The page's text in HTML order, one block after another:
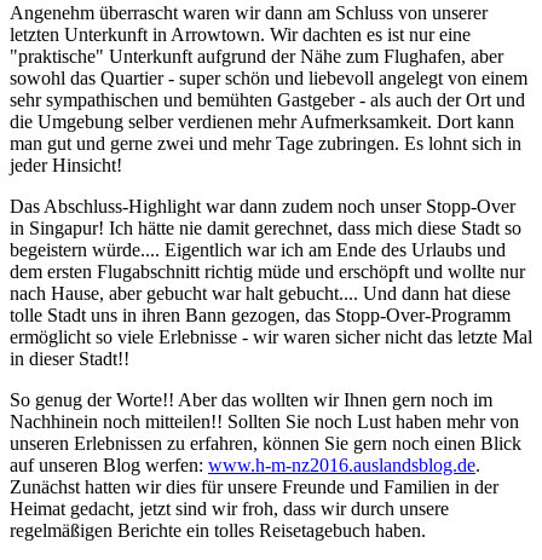
Angenehm überrascht waren wir dann am Schluss von unserer
letzten Unterkunft in Arrowtown. Wir dachten es ist nur eine
"praktische" Unterkunft aufgrund der Nähe zum Flughafen, aber
sowohl das Quartier - super schön und liebevoll angelegt von einem
sehr sympathischen und bemühten Gastgeber - als auch der Ort und
die Umgebung selber verdienen mehr Aufmerksamkeit. Dort kann
man gut und gerne zwei und mehr Tage zubringen. Es lohnt sich in
jeder Hinsicht!
Das Abschluss-Highlight war dann zudem noch unser Stopp-Over
in Singapur! Ich hätte nie damit gerechnet, dass mich diese Stadt so
begeistern würde.... Eigentlich war ich am Ende des Urlaubs und
dem ersten Flugabschnitt richtig müde und erschöpft und wollte nur
nach Hause, aber gebucht war halt gebucht.... Und dann hat diese
tolle Stadt uns in ihren Bann gezogen, das Stopp-Over-Programm
ermöglicht so viele Erlebnisse - wir waren sicher nicht das letzte Mal
in dieser Stadt!!
So genug der Worte!! Aber das wollten wir Ihnen gern noch im
Nachhinein noch mitteilen!! Sollten Sie noch Lust haben mehr von
unseren Erlebnissen zu erfahren, können Sie gern noch einen Blick
auf unseren Blog werfen: www.h-m-nz2016.auslandsblog.de.
Zunächst hatten wir dies für unsere Freunde und Familien in der
Heimat gedacht, jetzt sind wir froh, dass wir durch unsere
regelmäßigen Berichte ein tolles Reisetagebuch haben.